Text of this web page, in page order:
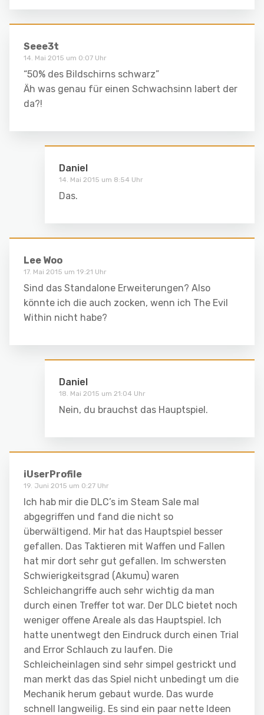
Seee3t
14. Mai 2015 um 0:07 Uhr
“50% des Bildschirns schwarz”
Äh was genau für einen Schwachsinn labert der
da?!
Daniel
14. Mai 2015 um 8:54 Uhr
Das.
Lee Woo
17. Mai 2015 um 19:21 Uhr
Sind das Standalone Erweiterungen? Also
könnte ich die auch zocken, wenn ich The Evil
Within nicht habe?
Daniel
18. Mai 2015 um 21:04 Uhr
Nein, du brauchst das Hauptspiel.
iUserProfile
19. Juni 2015 um 0:27 Uhr
Ich hab mir die DLC’s im Steam Sale mal
abgegriffen und fand die nicht so
überwältigend. Mir hat das Hauptspiel besser
gefallen. Das Taktieren mit Waffen und Fallen
hat mir dort sehr gut gefallen. Im schwersten
Schwierigkeitsgrad (Akumu) waren
Schleichangriffe auch sehr wichtig da man
durch einen Treffer tot war. Der DLC bietet noch
weniger offene Areale als das Hauptspiel. Ich
hatte unentwegt den Eindruck durch einen Trial
and Error Schlauch zu laufen. Die
Schleicheinlagen sind sehr simpel gestrickt und
man merkt das das Spiel nicht unbedingt um die
Mechanik herum gebaut wurde. Das wurde
schnell langweilig. Es sind ein paar nette Ideen